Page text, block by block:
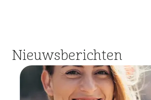
Nieuwsberichten